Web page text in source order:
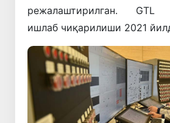
режалаштирилган. GTL
ишлаб чиқарилиши 2021